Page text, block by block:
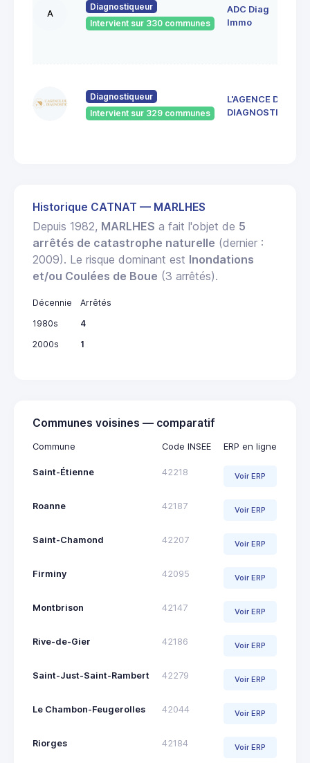
A
Diagnostiqueur
Intervient sur 330 communes
ADC Diag
Immo
Diagnostiqueur
Intervient sur 329 communes
L'AGENCE DU
DIAGNOSTIC
Historique CATNAT — MARLHES
Depuis 1982, MARLHES a fait l'objet de 5
arrêtés de catastrophe naturelle (dernier :
2009). Le risque dominant est Inondations
et/ou Coulées de Boue (3 arrêtés).
Décennie
Arrêtés
1980s
4
2000s
1
Communes voisines — comparatif
Commune Code INSEE ERP en ligne
Saint-Étienne 42218 Voir ERP
Roanne 42187 Voir ERP
Saint-Chamond 42207 Voir ERP
Firminy 42095 Voir ERP
Montbrison 42147 Voir ERP
Rive-de-Gier 42186 Voir ERP
Saint-Just-Saint-Rambert 42279 Voir ERP
Le Chambon-Feugerolles 42044 Voir ERP
Riorges 42184 Voir ERP